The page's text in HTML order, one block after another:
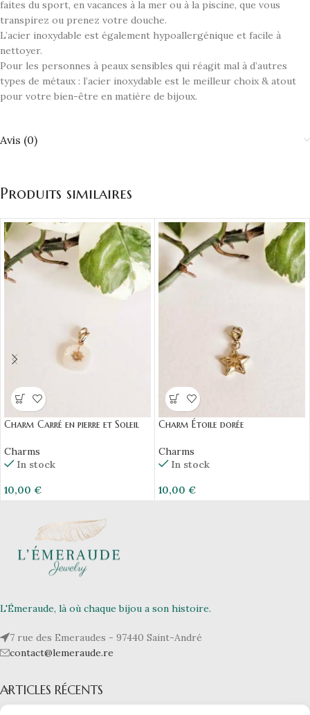
faites du sport, en vacances à la mer ou à la piscine, que vous
transpirez ou prenez votre douche.
L’acier inoxydable est également hypoallergénique et facile à
nettoyer.
Pour les personnes à peaux sensibles qui réagit mal à d’autres
types de métaux : l’acier inoxydable est le meilleur choix & atout
pour votre bien-être en matière de bijoux.
Avis (0)
Produits similaires
Charm Carré en pierre et Soleil
Charms
In stock
10,00 €
Charm Étoile dorée
Charms
In stock
10,00 €
L'Émeraude, là où chaque bijou a son histoire.
7 rue des Emeraudes - 97440 Saint-André
contact@lemeraude.re
ARTICLES RÉCENTS